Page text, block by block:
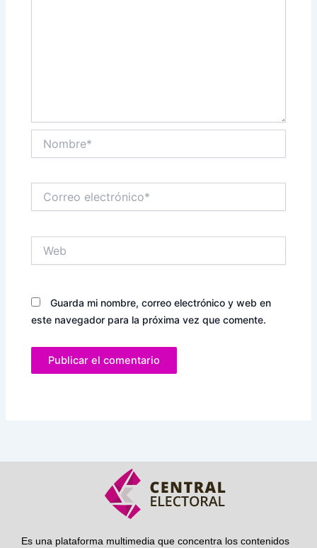
electrónico*
Guarda mi nombre, correo electrónico y web en
este navegador para la próxima vez que comente.
Es una plataforma multimedia que concentra los contenidos